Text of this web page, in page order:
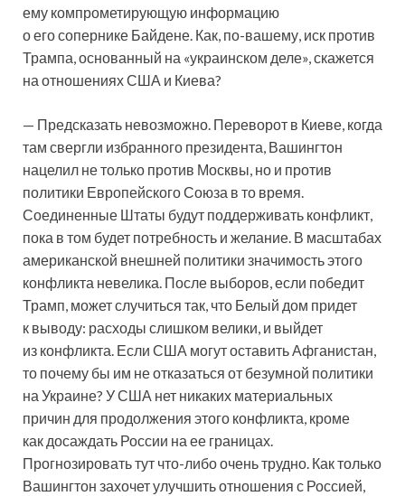
ему компрометирующую информацию
о его сопернике Байдене. Как, по-вашему, иск против
Трампа, основанный на «украинском деле», скажется
на отношениях США и Киева?
— Предсказать невозможно. Переворот в Киеве, когда
там свергли избранного президента, Вашингтон
нацелил не только против Москвы, но и против
политики Европейского Союза в то время.
Соединенные Штаты будут поддерживать конфликт,
пока в том будет потребность и желание. В масштабах
американской внешней политики значимость этого
конфликта невелика. После выборов, если победит
Трамп, может случиться так, что Белый дом придет
к выводу: расходы слишком велики, и выйдет
из конфликта. Если США могут оставить Афганистан,
то почему бы им не отказаться от безумной политики
на Украине? У США нет никаких материальных
причин для продолжения этого конфликта, кроме
как досаждать России на ее границах.
Прогнозировать тут что-либо очень трудно. Как только
Вашингтон захочет улучшить отношения с Россией,